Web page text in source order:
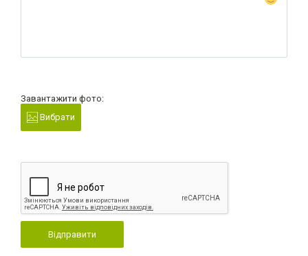
Завантажити фото:
Вибрати
Відправити